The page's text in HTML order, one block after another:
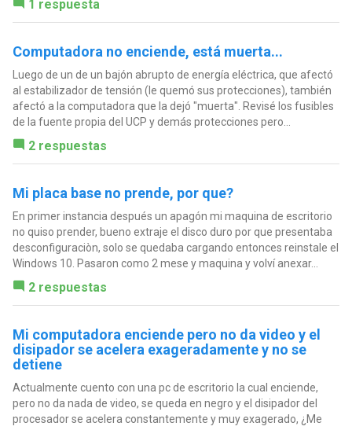
1 respuesta
Computadora no enciende, está muerta...
Luego de un de un bajón abrupto de energía eléctrica, que afectó
al estabilizador de tensión (le quemó sus protecciones), también
afectó a la computadora que la dejó "muerta". Revisé los fusibles
de la fuente propia del UCP y demás protecciones pero...
2 respuestas
Mi placa base no prende, por que?
En primer instancia después un apagón mi maquina de escritorio
no quiso prender, bueno extraje el disco duro por que presentaba
desconfiguraciòn, solo se quedaba cargando entonces reinstale el
Windows 10. Pasaron como 2 mese y maquina y volví anexar...
2 respuestas
Mi computadora enciende pero no da video y el
disipador se acelera exageradamente y no se
detiene
Actualmente cuento con una pc de escritorio la cual enciende,
pero no da nada de video, se queda en negro y el disipador del
procesador se acelera constantemente y muy exagerado, ¿Me